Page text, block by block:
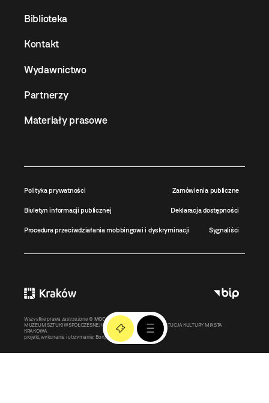
Biblioteka
Kontakt
Wydawnictwo
Partnerzy
Materiały prasowe
Polityka prywatności Zamówienia publiczne
Biuletyn informacji publicznej Deklaracja dostępności
Procedura przeciwdziałania mobbingowi i dyskryminacji Sygnaliści
Wszystkie prawa zastrzeżone © MOCAK2011-2026
MUZEUM SZTUKI WSPÓŁCZESNEJ W KRAKOWIE MOCAK – INSTYTUCJA KULTURY MIASTA
KRAKOWA
projekt, wykonanie i utrzymanie: Bonjour.pl